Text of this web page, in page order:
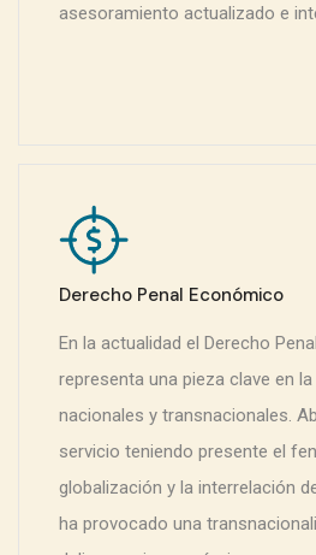
asesoramiento actualizado e
Derecho Penal Económico
En la actualidad el Derecho
representa una pieza clave en
nacionales y transnacionales.
servicio teniendo presente el
globalización y la interrelación
ha provocado una